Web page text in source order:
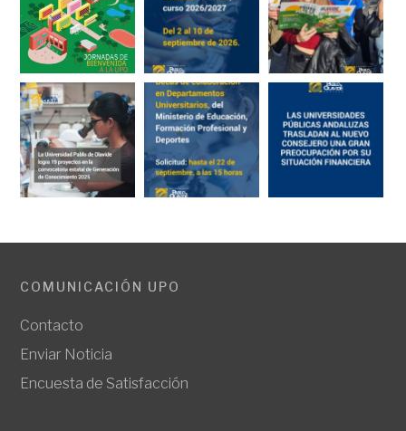
COMUNICACIÓN UPO
Contacto
Enviar Noticia
Encuesta de Satisfacción